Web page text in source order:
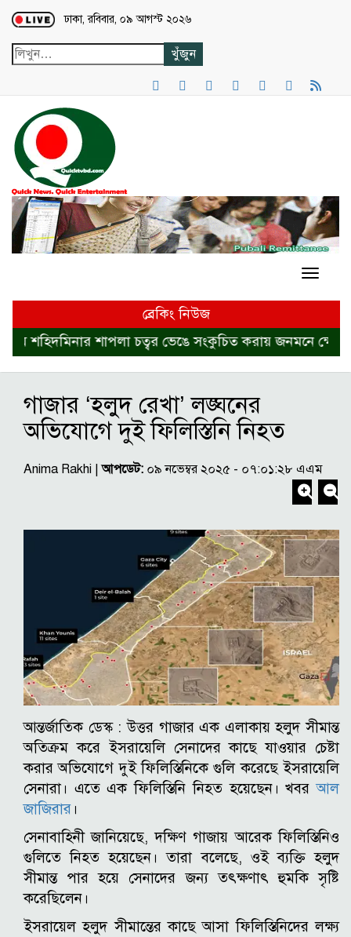
Loading...
ঢাকা, রবিবার, ০৯ আগস্ট ২০২৬
ব্রেকিং নিউজ
শহিদমিনার শাপলা চত্বর ভেঙে সংকুচিত করায় জনমনে ক্ষোভ
গাজার ‘হলুদ রেখা’ লঙ্ঘনের
অভিযোগে দুই ফিলিস্তিনি নিহত
Anima Rakhi |আপডেট: ০৯ নভেম্বর ২০২৫ - ০৭:০১:২৮ এএম
আন্তর্জাতিক ডেস্ক : উত্তর গাজার এক এলাকায় হলুদ সীমান্ত
অতিক্রম করে ইসরায়েলি সেনাদের কাছে যাওয়ার চেষ্টা
করার অভিযোগে দুই ফিলিস্তিনিকে গুলি করেছে ইসরায়েলি
সেনারা। এতে এক ফিলিস্তিনি নিহত হয়েছেন। খবরআল
জাজিরার ।
সেনাবাহিনী জানিয়েছে, দক্ষিণ গাজায় আরেক ফিলিস্তিনিও
গুলিতে নিহত হয়েছেন। তারা বলেছে, ওই ব্যক্তি হলুদ
সীমান্ত পার হয়ে সেনাদের জন্য তৎক্ষণাৎ হুমকি সৃষ্টি
করেছিলেন।
ইসরায়েল হলুদ সীমান্তের কাছে আসা ফিলিস্তিনিদের লক্ষ্য